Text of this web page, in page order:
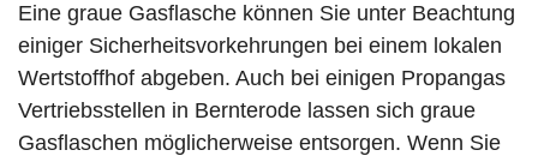
Eine graue Gasflasche können Sie unter Beachtung
einiger Sicherheitsvorkehrungen bei einem lokalen
Wertstoffhof abgeben. Auch bei einigen Propangas
Vertriebsstellen in Bernterode lassen sich graue
Gasflaschen möglicherweise entsorgen. Wenn Sie